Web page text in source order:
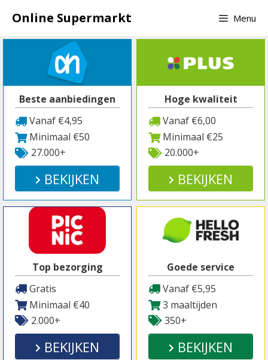
naar
inhoud
Online Supermarkt Menu
Beste aanbiedingen
Vanaf €4,95
Minimaal €50
27.000+
BEKIJKEN
Hoge kwaliteit
Vanaf €6,00
Minimaal €25
20.000+
BEKIJKEN
Top bezorging
Gratis
Minimaal €40
2.000+
BEKIJKEN
Goede service
Vanaf €5,95
3 maaltijden
350+
BEKIJKEN